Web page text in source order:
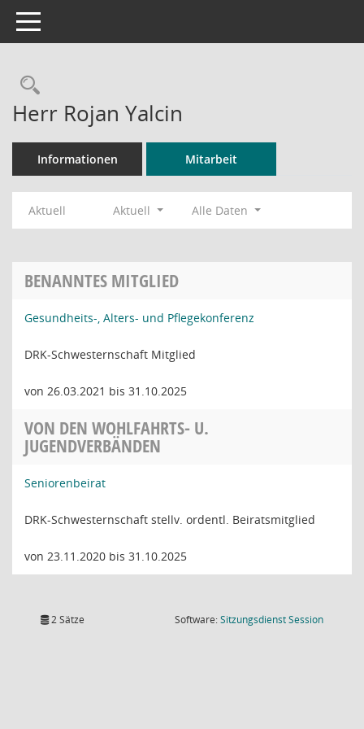
Toggle navigation
Rechercheauswahl
Herr Rojan Yalcin
Informationen Mitarbeit
Aktuell Aktuell Alle Daten
BENANNTES MITGLIED
Gesundheits-, Alters- und Pflegekonferenz
DRK-Schwesternschaft Mitglied
von 26.03.2021 bis 31.10.2025
VON DEN WOHLFAHRTS- U.
JUGENDVERBÄNDEN
Seniorenbeirat
DRK-Schwesternschaft stellv. ordentl. Beiratsmitglied
von 23.11.2020 bis 31.10.2025
2 Sätze Software:SitzungsdienstSession(Wird in